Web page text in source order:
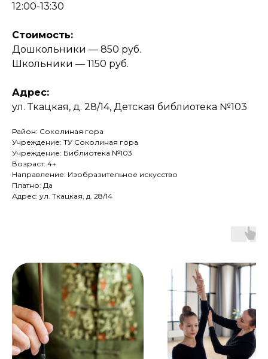
12:00-13:30
Стоимость:
Дошкольники — 850 руб.
Школьники — 1150 руб.
Адрес:
ул. Ткацкая, д. 28/14, Детская библиотека №103
Район: Соколиная гора
Учреждение: ТУ Соколиная гора
Учреждение: Библиотека №103
Возраст: 4+
Направление: Изобразительное искусство
Платно: Да
Адрес: ул. Ткацкая, д. 28/14